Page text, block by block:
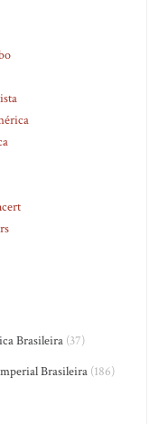
Brasileira (37)
Brasileira (186)